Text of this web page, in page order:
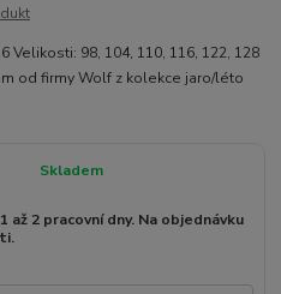
Velikosti: 98, 104, 110, 116, 122, 128
od firmy Wolf z kolekce jaro/léto
Skladem
až 2 pracovní dny. Na objednávku